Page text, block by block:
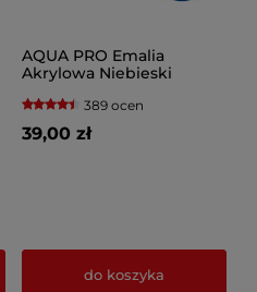
AQUA PRO Emalia
Akrylowa Niebieski
389 ocen
39,00 zł
do koszyka